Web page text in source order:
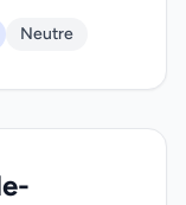
Neutre